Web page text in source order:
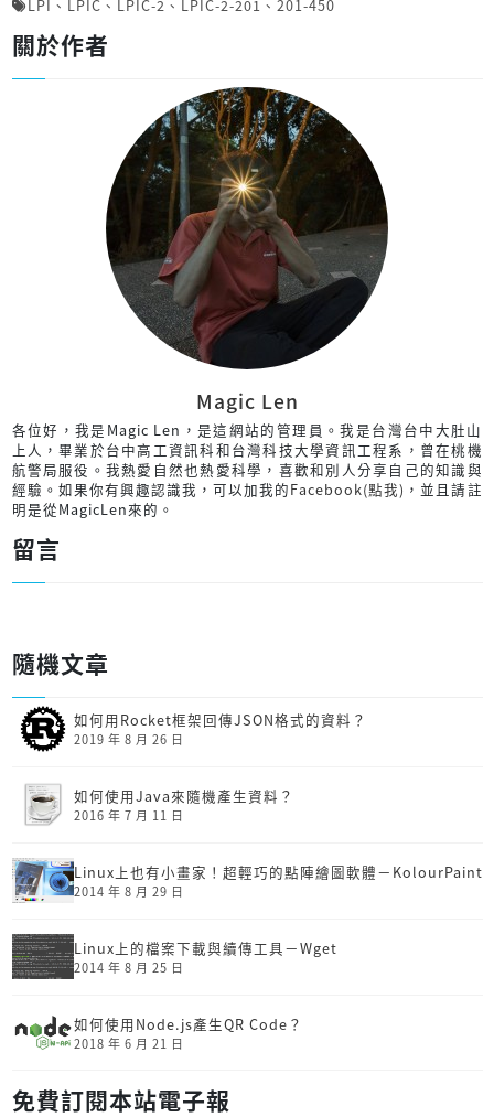
LPI 、 LPIC 、 LPIC-2 、 LPIC-2-201 、 201-450
關於作者
Magic Len
各位好，我是Magic Len，是這網站的管理員。我是台灣台中大肚山
上人，畢業於台中高工資訊科和台灣科技大學資訊工程系，曾在桃機
航警局服役。我熱愛自然也熱愛科學，喜歡和別人分享自己的知識與
經驗。如果你有興趣認識我，可以加我的Facebook(點我) ，並且請註
明是從MagicLen來的。
留言
隨機文章
如何用Rocket框架回傳JSON格式的資料？
2019 年 8 月 26 日
如何使用Java來隨機產生資料？
2016 年 7 月 11 日
Linux上也有小畫家！超輕巧的點陣繪圖軟體－KolourPaint
2014 年 8 月 29 日
Linux上的檔案下載與續傳工具－Wget
2014 年 8 月 25 日
如何使用Node.js產生QR Code？
2018 年 6 月 21 日
免費訂閱本站電子報